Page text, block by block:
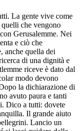
La gente vive come
che vengono
Gerusalemme. Nei
e ciò che
anche quella dei
di una dignità e
riceve è dato dal
modo devono
la dichiarazione di
avuto paura e tanti
Dico a tutti: dovete
Il grande aiuto
Lancio un